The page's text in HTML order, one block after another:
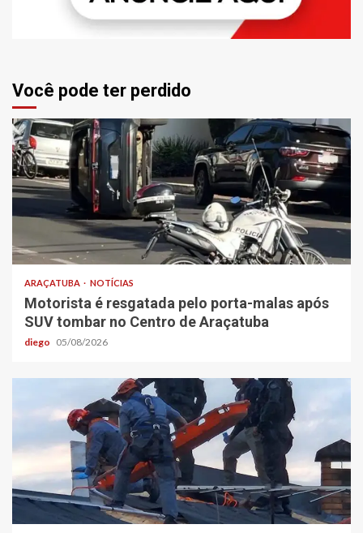
Você pode ter perdido
ARAÇATUBA NOTÍCIAS
Motorista é resgatada pelo porta-malas após
SUV tombar no Centro de Araçatuba
diego 05/08/2026